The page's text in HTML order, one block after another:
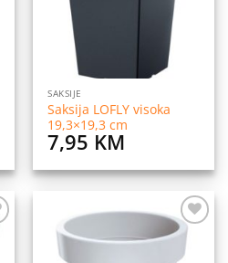
SAKSIJE
Saksija LOFLY visoka
19,3×19,3 cm
7,95 KM
Dodaj
na